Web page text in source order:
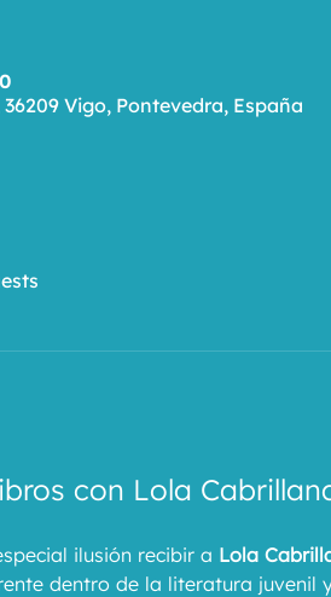
Vigo, Pontevedra, España
con Lola
ilusión recibir a Lola
dentro de la literatura juvenil